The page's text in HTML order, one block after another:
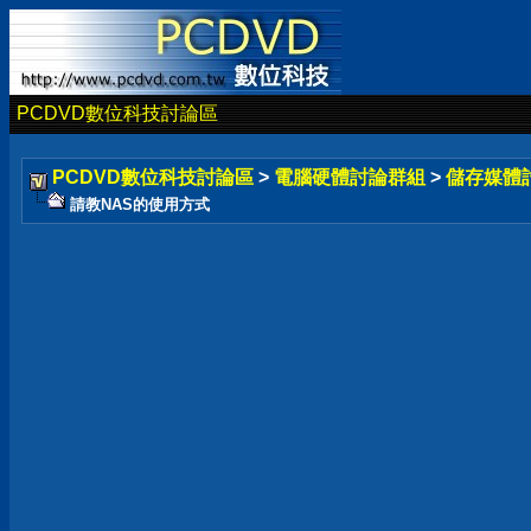
PCDVD數位科技討論區
PCDVD數位科技討論區 > 電腦硬體討論群組 > 儲存媒體
請教NAS的使用方式